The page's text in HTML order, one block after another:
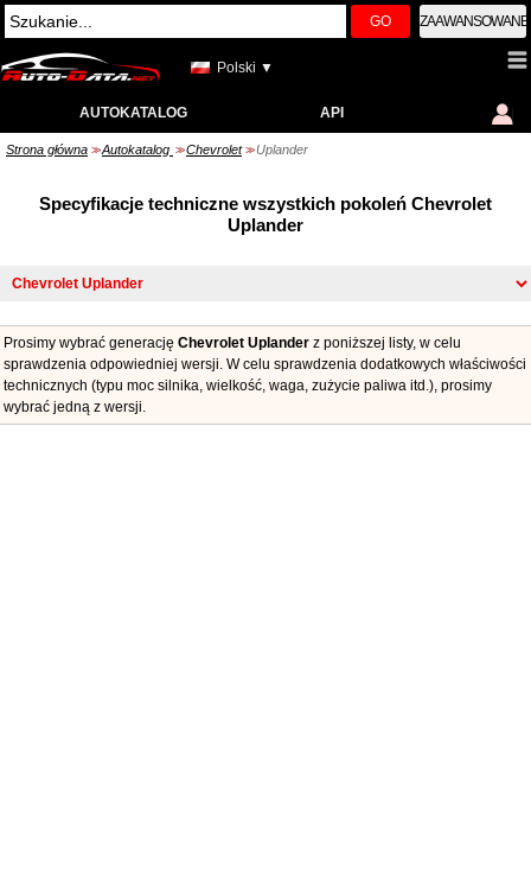
GO ZAAWANSOWANE
Polski ▼
AUTOKATALOG API
Strona główna >> Autokatalog >> Chevrolet >> Uplander
Specyfikacje techniczne wszystkich pokoleń Chevrolet
Uplander
Prosimy wybrać generację Chevrolet Uplander z poniższej listy, w celu
sprawdzenia odpowiedniej wersji. W celu sprawdzenia dodatkowych właściwości
technicznych (typu moc silnika, wielkość, waga, zużycie paliwa itd.), prosimy
wybrać jedną z wersji.